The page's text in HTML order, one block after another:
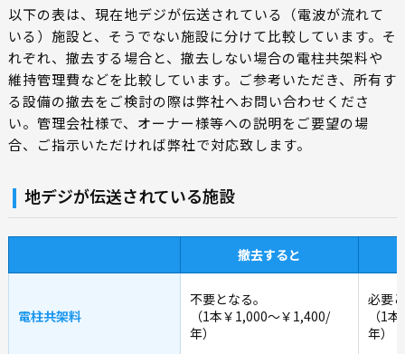
以下の表は、現在地デジが伝送されている（電波が流れて
いる）施設と、そうでない施設に分けて比較しています。そ
れぞれ、撤去する場合と、撤去しない場合の電柱共架料や
維持管理費などを比較しています。ご参考いただき、所有す
る設備の撤去をご検討の際は弊社へお問い合わせくださ
い。管理会社様で、オーナー様等への説明をご要望の場
合、ご指示いただければ弊社で対応致します。
地デジが伝送されている施設
撤去すると
電柱共架料
不要となる。
（1本￥1,000～￥1,400/
年）
必要
（1
年）